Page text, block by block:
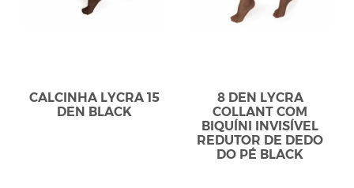
CALCINHA LYCRA 15
DEN BLACK
8 DEN LYCRA
COLLANT COM
BIQUÍNI INVISÍVEL
REDUTOR DE DEDO
DO PÉ BLACK